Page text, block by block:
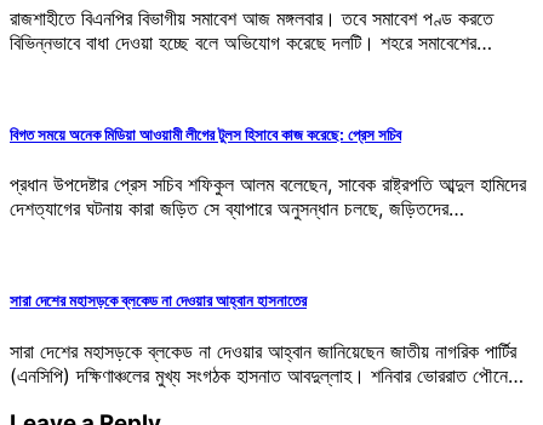
রাজশাহীতে বিএনপির বিভাগীয় সমাবেশ আজ মঙ্গলবার। তবে সমাবেশ পণ্ড করতে
বিভিন্নভাবে বাধা দেওয়া হচ্ছে বলে অভিযোগ করেছে দলটি। শহরে সমাবেশের…
বিগত সময়ে অনেক মিডিয়া আওয়ামী লীগের টুলস হিসাবে কাজ করেছে: প্রেস সচিব
প্রধান উপদেষ্টার প্রেস সচিব শফিকুল আলম বলেছেন, সাবেক রাষ্ট্রপতি আব্দুল হামিদের
দেশত্যাগের ঘটনায় কারা জড়িত সে ব্যাপারে অনুসন্ধান চলছে, জড়িতদের…
সারা দেশের মহাসড়কে ব্লকেড না দেওয়ার আহ্বান হাসনাতের
সারা দেশের মহাসড়কে ব্লকেড না দেওয়ার আহ্বান জানিয়েছেন জাতীয় নাগরিক পার্টির
(এনসিপি) দক্ষিণাঞ্চলের মুখ্য সংগঠক হাসনাত আবদুল্লাহ। শনিবার ভোররাত পৌনে…